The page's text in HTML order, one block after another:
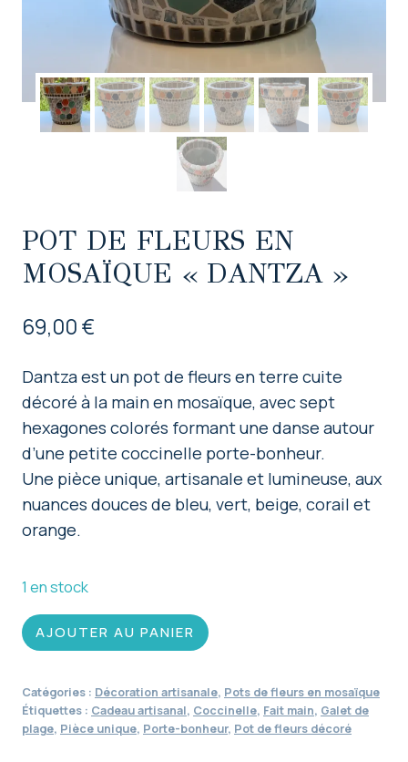
POT DE FLEURS EN
MOSAÏQUE « DANTZA »
69,00€
Dantza est un pot de fleurs en terre cuite
décoré à la main en mosaïque, avec sept
hexagones colorés formant une danse autour
d’une petite coccinelle porte-bonheur.
Une pièce unique, artisanale et lumineuse, aux
nuances douces de bleu, vert, beige, corail et
orange.
1 en stock
quantité
de
de
fleurs
AJOUTER AU PANIER
Catégories : Décoration artisanale, Pots de fleurs en mosaïque
Étiquettes : Cadeau artisanal, Coccinelle, Fait main, Galet de
plage, Pièce unique, Porte-bonheur, Pot de fleurs décoré